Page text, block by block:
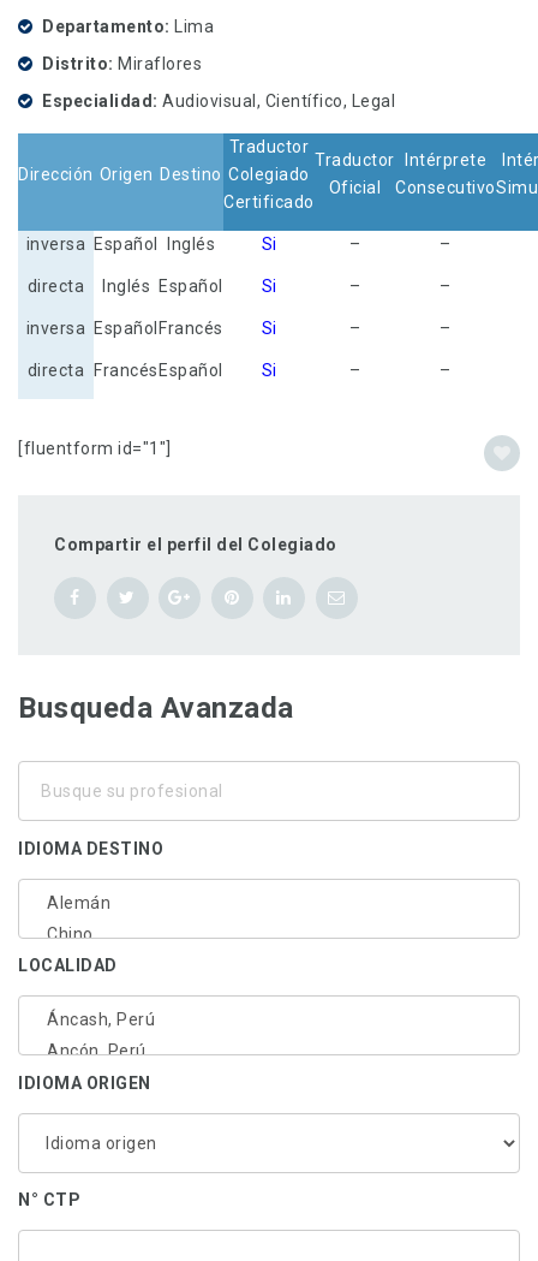
Departamento Lima
Distrito Miraflores
Especialidad Audiovisual, Científico, Legal
Dirección Origen Destino
Traductor
Colegiado
Certificado
Traductor
Oficial
Intérprete
Consecutivo
inversa Español Inglés Si – –
directa Inglés Español Si – –
inversa Español Francés Si – –
directa Francés Español Si – –
[fluentform id="1"]
Compartir el perfil del Colegiado
Busqueda Avanzada
IDIOMA DESTINO
LOCALIDAD
IDIOMA ORIGEN
N° CTP